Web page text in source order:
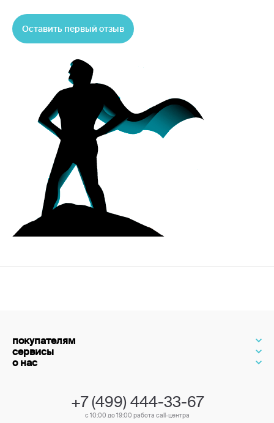
Оставить первый отзыв
покупателям
сервисы
о нас
+7 (499) 444-33-67
с 10:00 до 19:00 работа call-центра